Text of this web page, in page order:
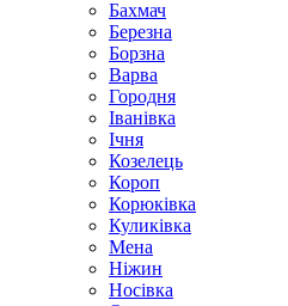
Бахмач
Березна
Борзна
Варва
Городня
Іванівка
Ічня
Козелець
Короп
Корюківка
Куликівка
Мена
Ніжин
Носівка